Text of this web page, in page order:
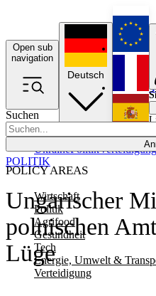
Open sub
navigation
Suchen
POLICY AREAS
Wirtschaft
Politik
Agrifood
Gesundheit
Tech
Energie, Umwelt &
Verteidigung
UkrainePolitikVerteidigung
Deutsch
Ungarischer
polnischen
Lüge
POLITIK